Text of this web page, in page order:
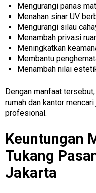
Mengurangi panas
Menahan sinar UV
Mengurangi silau
Menambah privasi
Meningkatkan
Membantu
Menambah nilai
Dengan manfaat
rumah dan kantor
profesional.
Keuntungan
Tukang
Jakarta